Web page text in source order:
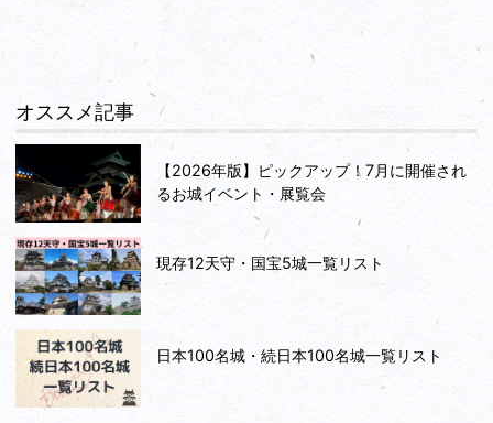
オススメ記事
【2026年版】ピックアップ！7月に開催され
るお城イベント・展覧会
現存12天守・国宝5城一覧リスト
日本100名城・続日本100名城一覧リスト